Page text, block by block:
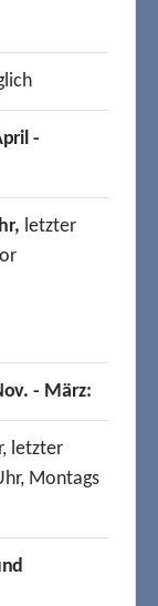
-
letzter
- März:
letzter
Montags